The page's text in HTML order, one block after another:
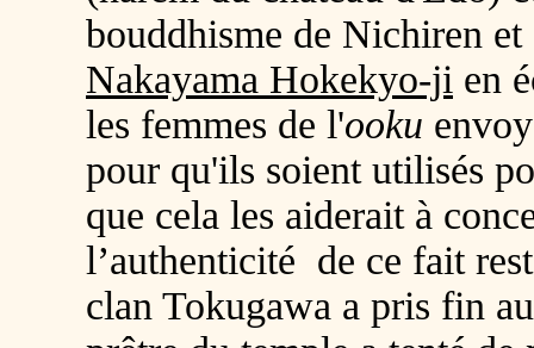
bouddhisme de Nichiren
Nakayama Hokekyo-ji en
les femmes de l'ooku
pour qu'ils soient utilisés
que cela les aiderait à
l’authenticité de ce fait
clan Tokugawa a pris fin